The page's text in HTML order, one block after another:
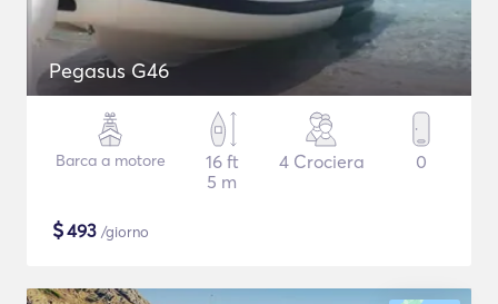
Pegasus G46
Barca a motore
16 ft
5 m
4 Crociera 0
$493 /giorno